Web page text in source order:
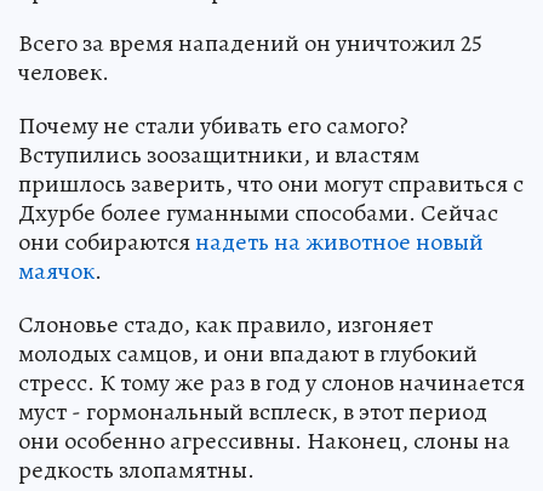
Всего за время нападений он уничтожил 25
человек.
Почему не стали убивать его самого?
Вступились зоозащитники, и властям
пришлось заверить, что они могут справиться с
Дхурбе более гуманными способами. Сейчас
они собираютсянадеть на животное новый
маячок.
Слоновье стадо, как правило, изгоняет
молодых самцов, и они впадают в глубокий
стресс. К тому же раз в год у слонов начинается
муст - гормональный всплеск, в этот период
они особенно агрессивны. Наконец, слоны на
редкость злопамятны.